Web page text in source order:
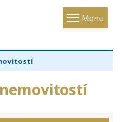
Menu
Toggle